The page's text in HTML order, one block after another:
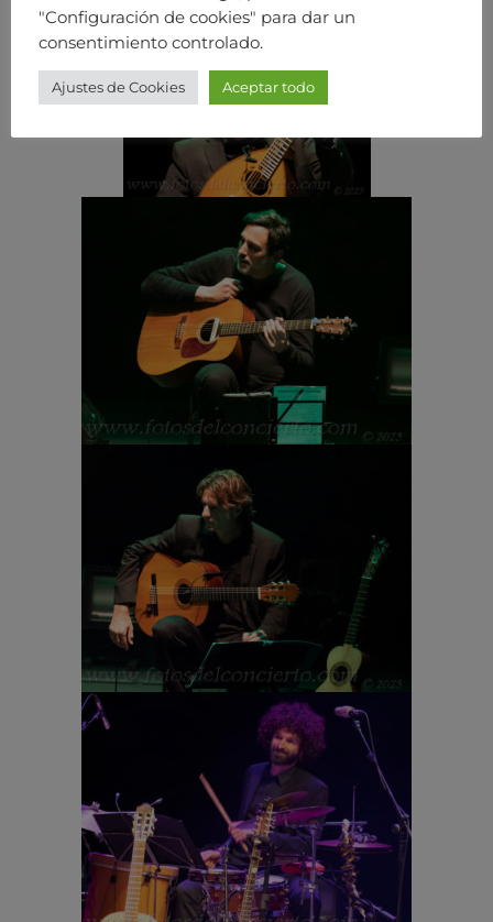
"Configuración de cookies" para dar un
consentimiento controlado.
Ajustes de Cookies Aceptar todo